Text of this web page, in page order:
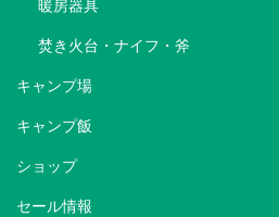
暖房器具
焚き火台・ナイフ・斧
キャンプ場
キャンプ飯
ショップ
セール情報